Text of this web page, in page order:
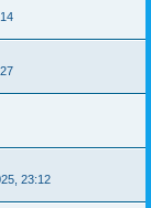
23:12